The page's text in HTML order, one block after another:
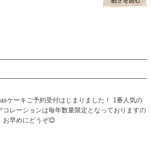
ケーキご予約受付はじまりました！ 1番人気の
コレーションは毎年数量限定となっておりますの
お早めにどうぞ😊